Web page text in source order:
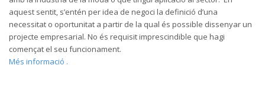
aquest sentit, s’entén per idea de negoci la definició d’una
necessitat o oportunitat a partir de la qual és possible dissenyar un
projecte empresarial. No és requisit imprescindible que hagi
començat el seu funcionament.
Més informació .